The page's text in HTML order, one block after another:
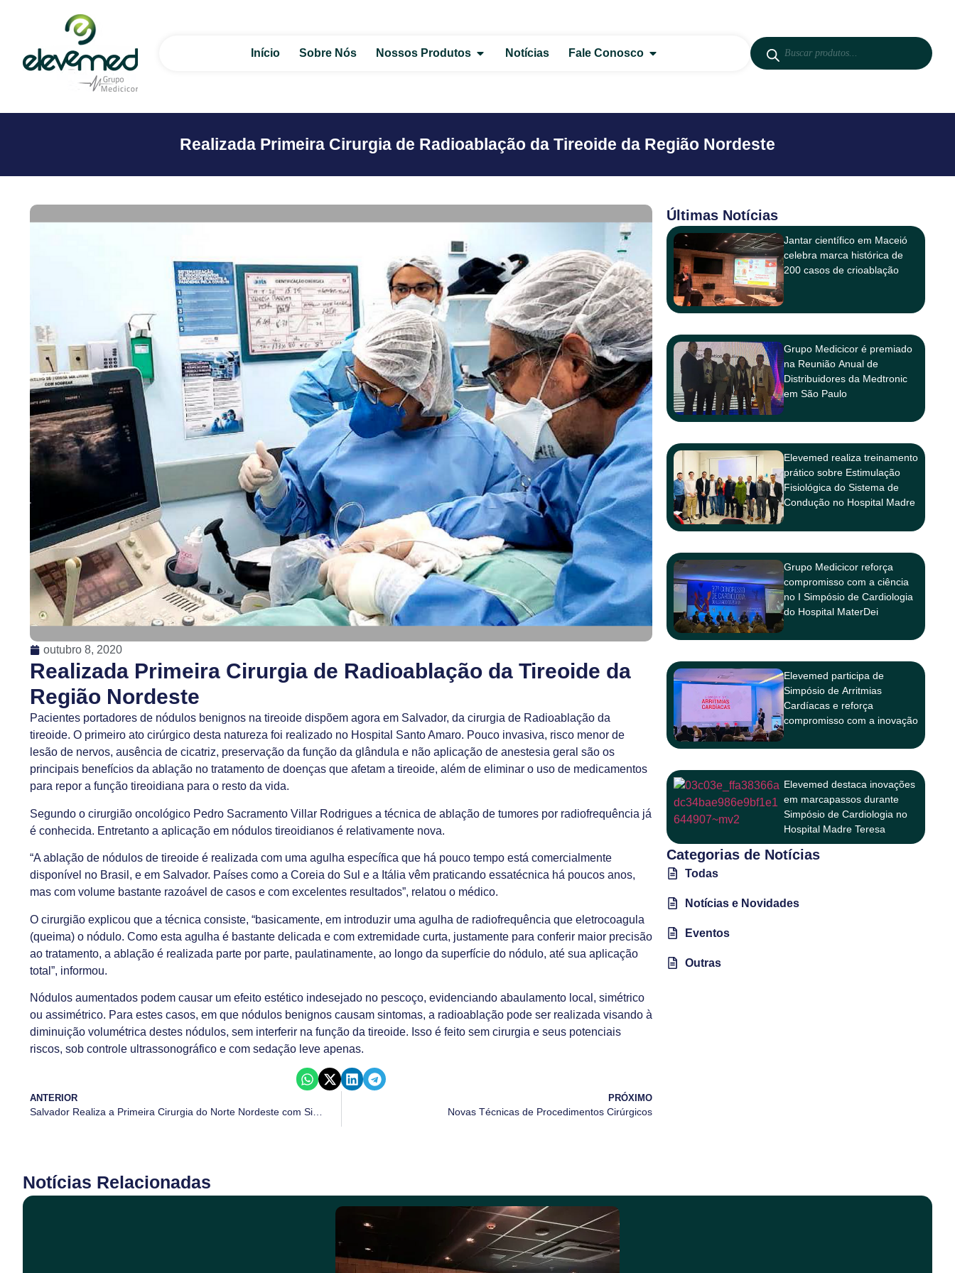
Início Sobre Nós Nossos Produtos Notícias Fale Conosco
Realizada Primeira Cirurgia de Radioablação da Tireoide da Região Nordeste
outubro 8, 2020
Realizada Primeira Cirurgia de Radioablação da Tireoide da
Região Nordeste
Pacientes portadores de nódulos benignos na tireoide dispõem agora em Salvador, da cirurgia de Radioablação da
tireoide. O primeiro ato cirúrgico desta natureza foi realizado no Hospital Santo Amaro. Pouco invasiva, risco menor de
lesão de nervos, ausência de cicatriz, preservação da função da glândula e não aplicação de anestesia geral são os
principais benefícios da ablação no tratamento de doenças que afetam a tireoide, além de eliminar o uso de medicamentos
para repor a função tireoidiana para o resto da vida.
Segundo o cirurgião oncológico Pedro Sacramento Villar Rodrigues a técnica de ablação de tumores por radiofrequência já
é conhecida. Entretanto a aplicação em nódulos tireoidianos é relativamente nova.
“A ablação de nódulos de tireoide é realizada com uma agulha específica que há pouco tempo está comercialmente
disponível no Brasil, e em Salvador. Países como a Coreia do Sul e a Itália vêm praticando essatécnica há poucos anos,
mas com volume bastante razoável de casos e com excelentes resultados”, relatou o médico.
O cirurgião explicou que a técnica consiste, “basicamente, em introduzir uma agulha de radiofrequência que eletrocoagula
(queima) o nódulo. Como esta agulha é bastante delicada e com extremidade curta, justamente para conferir maior precisão
ao tratamento, a ablação é realizada parte por parte, paulatinamente, ao longo da superfície do nódulo, até sua aplicação
total”, informou.
Nódulos aumentados podem causar um efeito estético indesejado no pescoço, evidenciando abaulamento local, simétrico
ou assimétrico. Para estes casos, em que nódulos benignos causam sintomas, a radioablação pode ser realizada visando à
diminuição volumétrica destes nódulos, sem interferir na função da tireoide. Isso é feito sem cirurgia e seus potenciais
riscos, sob controle ultrassonográfico e com sedação leve apenas.
ANTERIOR PRÓXIMO
Novas Técnicas de Procedimentos Cirúrgicos
Últimas Notícias
Jantar científico em Maceió
celebra marca histórica de
200 casos de crioablação
Grupo Medicicor é premiado
na Reunião Anual de
Distribuidores da Medtronic
em São Paulo
Elevemed realiza treinamento
prático sobre Estimulação
Fisiológica do Sistema de
Condução no Hospital Madre
Teresa
Grupo Medicicor reforça
compromisso com a ciência
no I Simpósio de Cardiologia
do Hospital MaterDei
Salvador
Elevemed participa de
Simpósio de Arritmias
Cardíacas e reforça
compromisso com a inovação
na cardiologia
Elevemed destaca inovações
em marcapassos durante
Simpósio de Cardiologia no
Hospital Madre Teresa
Categorias de Notícias
Todas
Notícias e Novidades
Eventos
Outras
Notícias Relacionadas